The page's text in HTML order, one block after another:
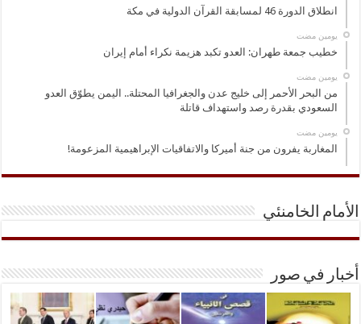
انطلاق الدورة 46 لمسابقة القرآن الدولية في مكة
‏يومين مضت
خطيب جمعة طهران: العدو تكبد هزيمة نكراء أمام إيران
‏يومين مضت
من البحر الأحمر إلى خليج عدن والجغرافيا المحتلة.. اليمن يطوّق العدو
السعودي بقدرة رصد واستهداف قاتلة
‏يومين مضت
المغاربة يفرون من جنة أميركا والاتفاقيات الإبراهيمية المزعومة!
الأمام الخامنئي
أخبار في صور